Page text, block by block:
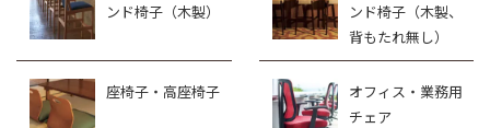
ンド椅子（木製）
ンド椅子（木製、
背もたれ無し）
座椅子・高座椅子
オフィス・業務用
チェア